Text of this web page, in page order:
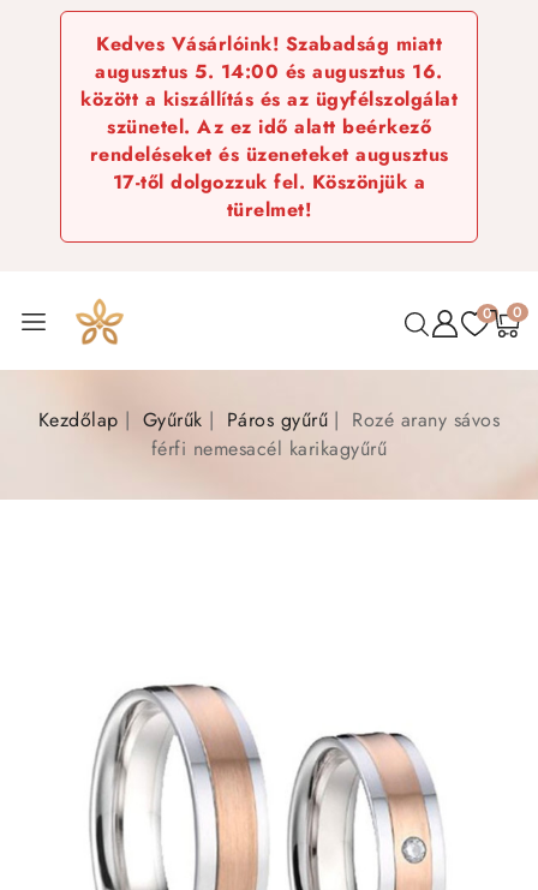
Kedves Vásárlóink! Szabadság miatt
augusztus 5. 14:00 és augusztus 16.
között a kiszállítás és az ügyfélszolgálat
szünetel. Az ez idő alatt beérkező
rendeléseket és üzeneteket augusztus
17-től dolgozzuk fel. Köszönjük a
türelmet!
0 0
Kezdőlap Gyűrűk Páros gyűrű
Rozé arany sávos
férfi nemesacél karikagyűrű